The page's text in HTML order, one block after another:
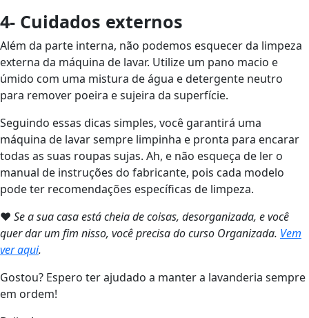
4- Cuidados externos
Além da parte interna, não podemos esquecer da limpeza
externa da máquina de lavar. Utilize um pano macio e
úmido com uma mistura de água e detergente neutro
para remover poeira e sujeira da superfície.
Seguindo essas dicas simples, você garantirá uma
máquina de lavar sempre limpinha e pronta para encarar
todas as suas roupas sujas. Ah, e não esqueça de ler o
manual de instruções do fabricante, pois cada modelo
pode ter recomendações específicas de limpeza.
❤ Se a sua casa está cheia de coisas, desorganizada, e você
quer dar um fim nisso, você precisa do curso Organizada. Vem
ver aqui.
Gostou? Espero ter ajudado a manter a lavanderia sempre
em ordem!